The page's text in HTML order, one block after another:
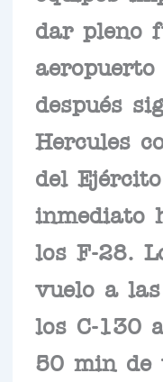
dar pleno
aeropuerto
después
Hercules
del
inmediato
los F-28.
vuelo a
los C-130
50 min de